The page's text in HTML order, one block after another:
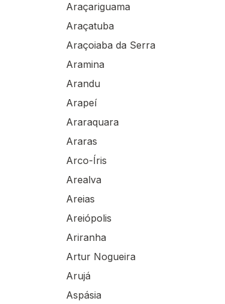
Araçariguama
Araçatuba
Araçoiaba da Serra
Aramina
Arandu
Arapeí
Araraquara
Araras
Arco-Íris
Arealva
Areias
Areiópolis
Ariranha
Artur Nogueira
Arujá
Aspásia